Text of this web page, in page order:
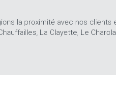
la proximité avec nos
La Clayette, Le